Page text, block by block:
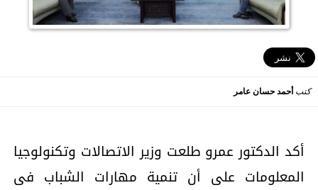
كتبأحمد حسان عامر
أكد الدكتور عمرو طلعت وزير الاتصالات وتكنولوجيا
المعلومات على أن تنمية مهارات الشباب فى